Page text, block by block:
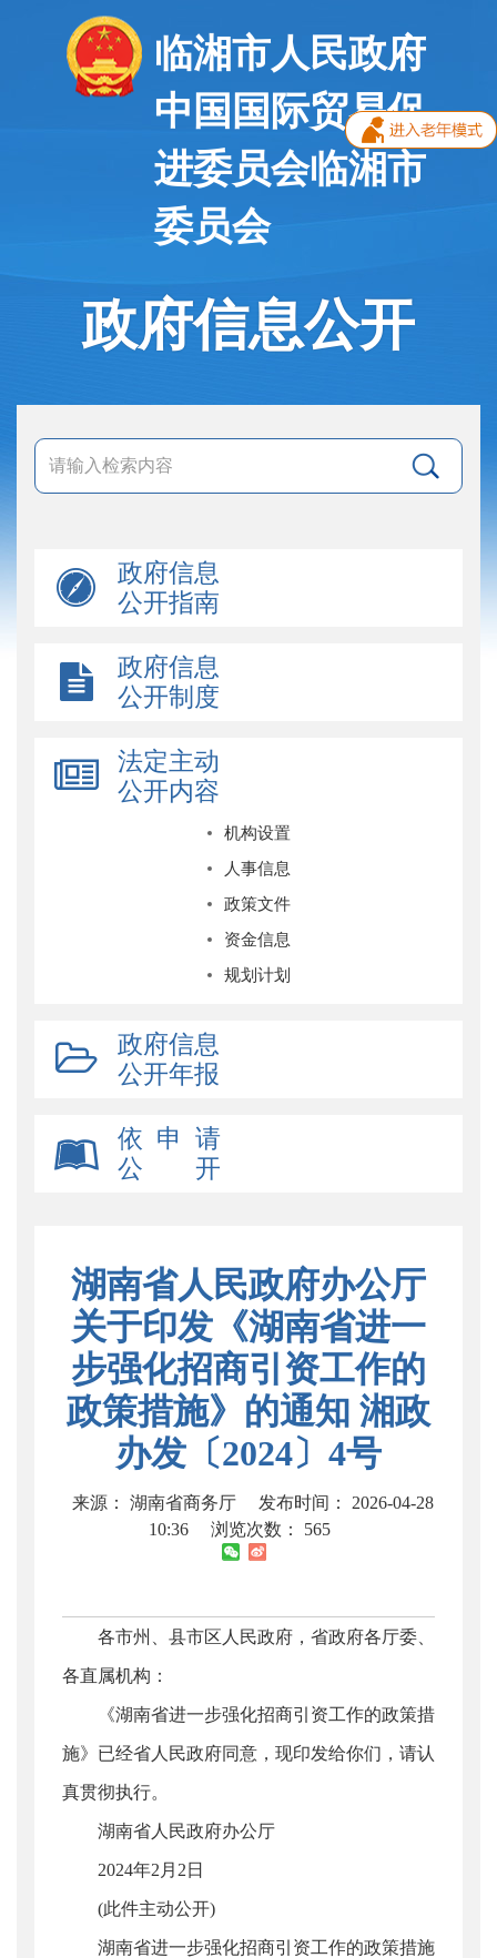
临湘市人民政府
中国国际贸易促
进委员会临湘市
委员会
政府信息公开
政府信息
公开指南
政府信息
公开制度
法定主动
公开内容
机构设置
人事信息
政策文件
资金信息
规划计划
政府信息
公开年报
依 申 请
公 开
湖南省人民政府办公厅
关于印发《湖南省进一
步强化招商引资工作的
政策措施》的通知 湘政
办发〔2024〕4号
来源： 湖南省商务厅
发布时间： 2026-04-28
10:36
浏览次数： 565
各市州、县市区人民政府，省政府各厅委、
各直属机构：
《湖南省进一步强化招商引资工作的政策措
施》已经省人民政府同意，现印发给你们，请认
真贯彻执行。
湖南省人民政府办公厅
2024年2月2日
(此件主动公开)
湖南省进一步强化招商引资工作的政策措施